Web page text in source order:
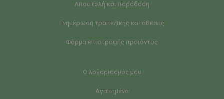
Αποστολή και παράδοση
Ενημέρωση τραπεζικής κατάθεσης
Φόρμα επιστροφής προιόντος
Ο λογαριασμός μου
Αγαπημένα